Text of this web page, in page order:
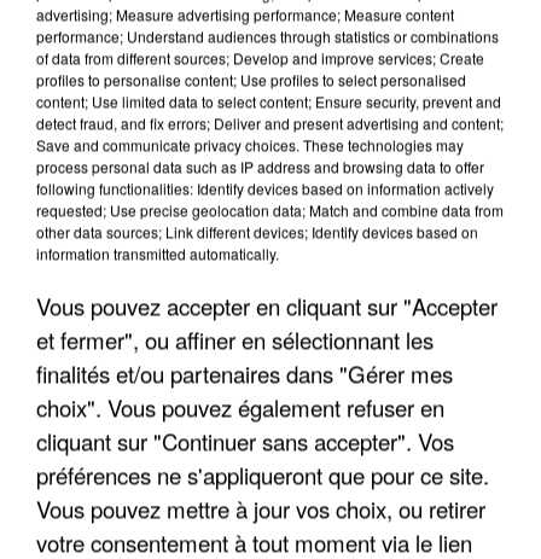
UNE TOURISTE DE L’OISE EMPORTÉE PAR UNE
advertising; Measure advertising performance; Measure content
performance; Understand audiences through statistics or combinations
of data from different sources; Develop and improve services; Create
profiles to personalise content; Use profiles to select personalised
content; Use limited data to select content; Ensure security, prevent and
detect fraud, and fix errors; Deliver and present advertising and content;
Save and communicate privacy choices. These technologies may
process personal data such as IP address and browsing data to offer
following functionalities: Identify devices based on information actively
requested; Use precise geolocation data; Match and combine data from
other data sources; Link different devices; Identify devices based on
information transmitted automatically.
Vous pouvez accepter en cliquant sur "Accepter
et fermer", ou affiner en sélectionnant les
finalités et/ou partenaires dans "Gérer mes
choix". Vous pouvez également refuser en
cliquant sur "Continuer sans accepter". Vos
préférences ne s'appliqueront que pour ce site.
Vous pouvez mettre à jour vos choix, ou retirer
votre consentement à tout moment via le lien